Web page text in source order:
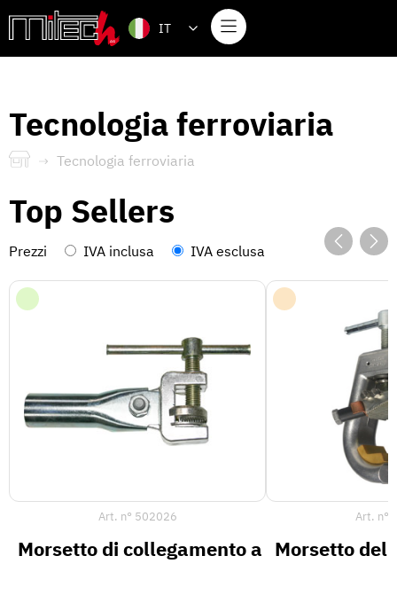
IT
Tecnologia ferroviaria
Tecnologia ferroviaria
Top Sellers
Prezzi IVA inclusa IVA esclusa
Art. n° 502026
Morsetto di collegamento a terra con
Art. n°
Morsetto del